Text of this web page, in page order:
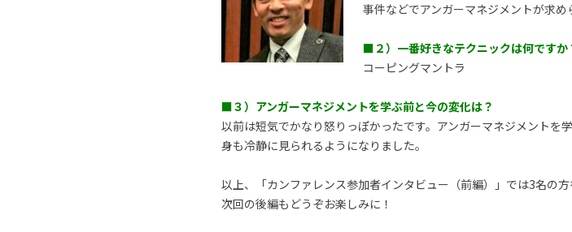
事件などでアンガーマネジメントが求め
■２）一番好きなテクニックは何ですか
コーピングマントラ
■３）アンガーマネジメントを学ぶ前と今の変化は？
以前は短気でかなり怒りっぽかったです。アンガーマネジメントを
身も冷静に見られるようになりました。
以上、「カンファレンス参加者インタビュー（前編）」では3名の方
次回の後編もどうぞお楽しみに！